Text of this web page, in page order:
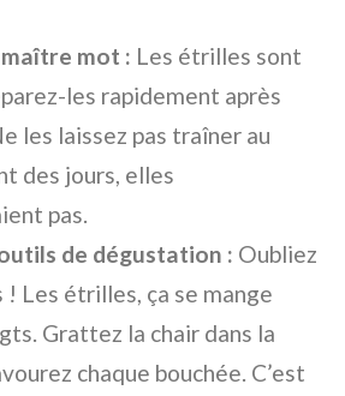
mot : Les étrilles sont
les rapidement après
les laissez pas traîner au
des jours, elles
pas.
de dégustation : Oubliez
! Les étrilles, ça se mange
Grattez la chair dans la
chaque bouchée. C’est